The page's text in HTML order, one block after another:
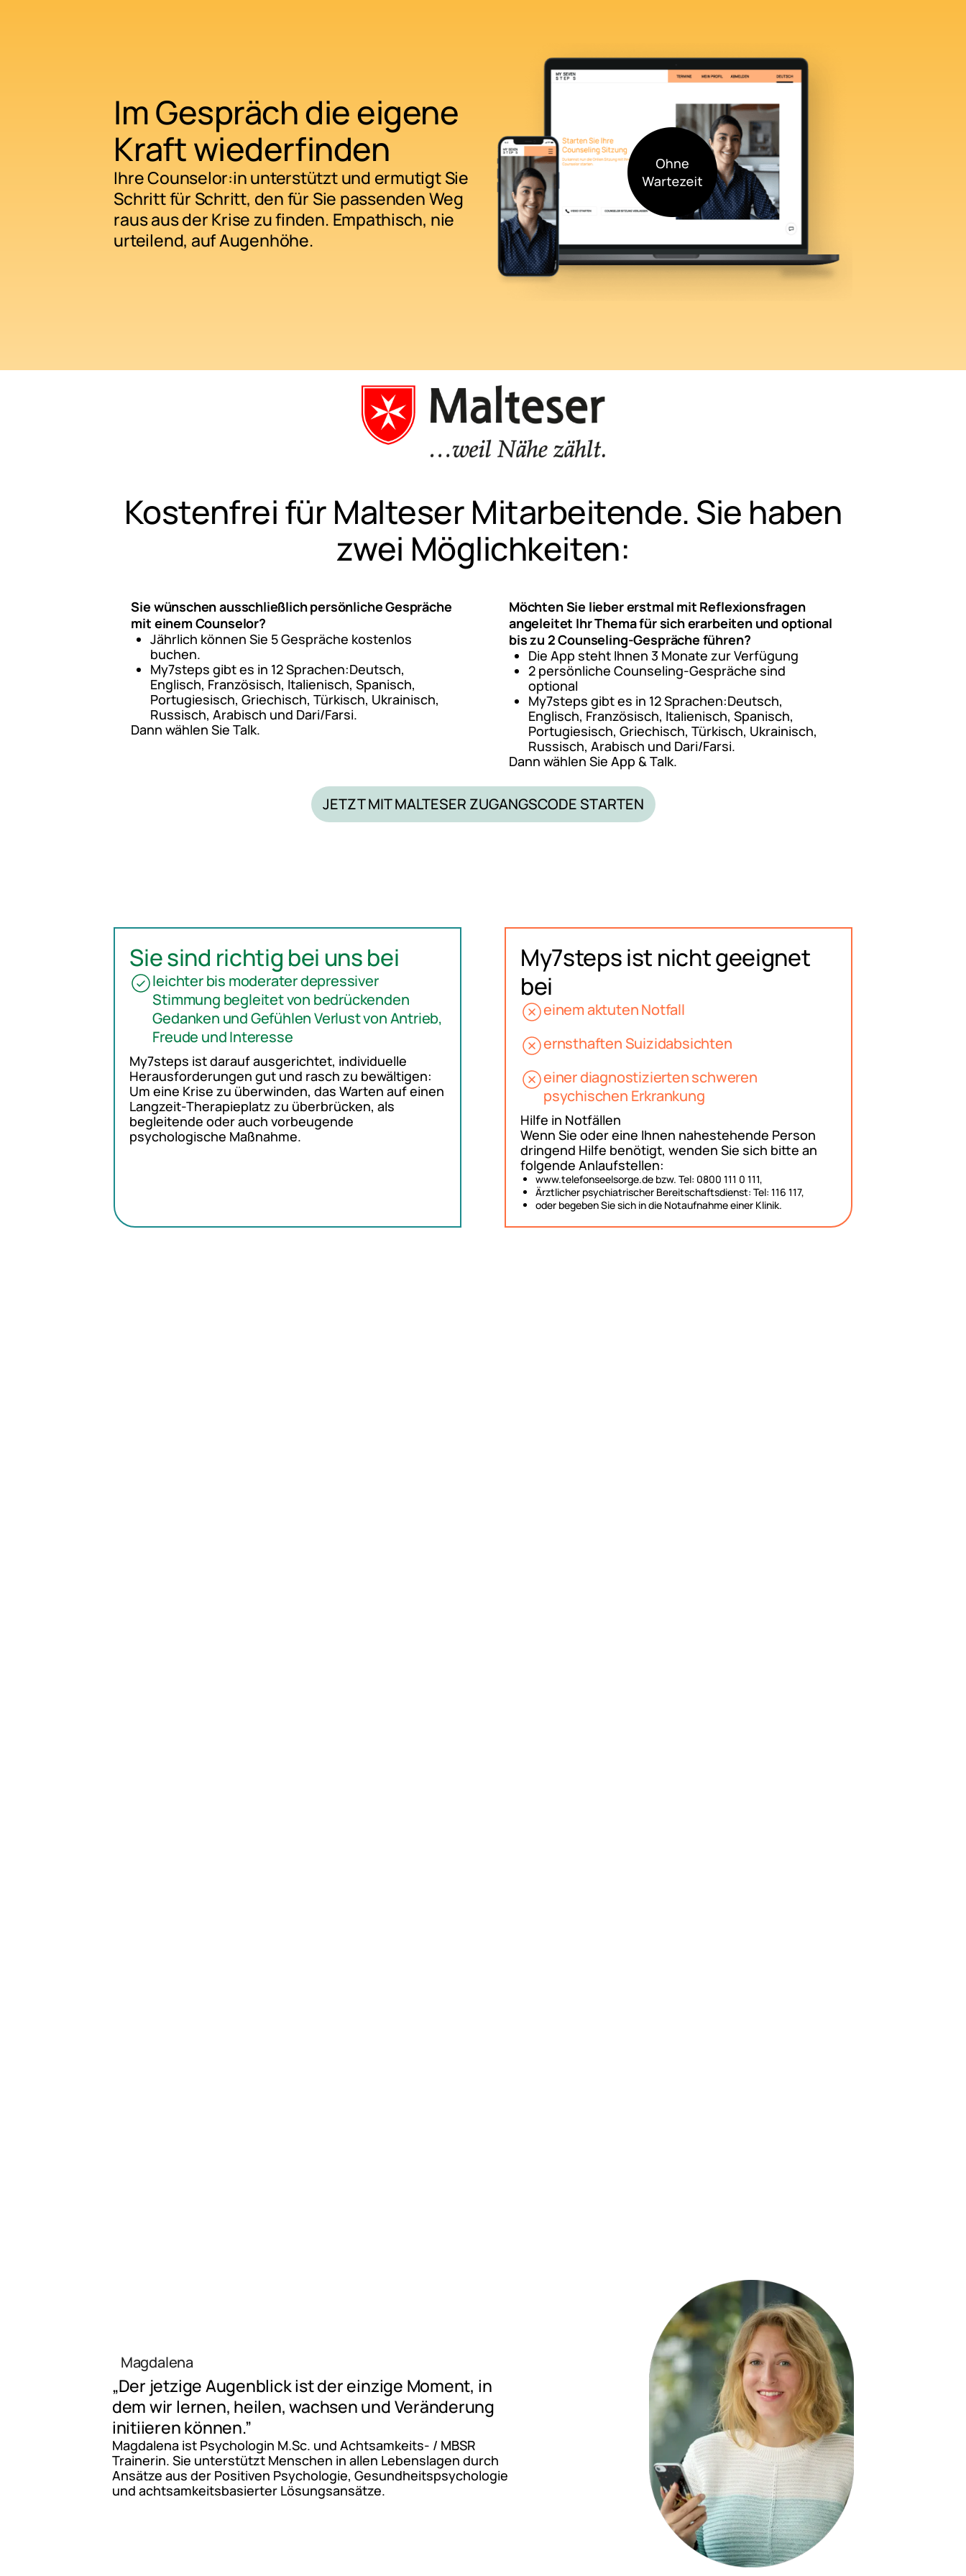
Im Gespräch die eigene
Kraft wiederfinden
Ihre Counselor:in unterstützt und ermutigt Sie
Schritt für Schritt, den für Sie passenden Weg
raus aus der Krise zu finden. Empathisch, nie
urteilend, auf Augenhöhe.
Kostenfrei für Malteser Mitarbeitende. Sie haben
zwei Möglichkeiten:
Sie wünschen ausschließlich persönliche Gespräche
mit einem Counselor?
Jährlich können Sie 5 Gespräche kostenlos
buchen.
My7steps gibt es in 12 Sprachen:Deutsch,
Englisch, Französisch, Italienisch, Spanisch,
Portugiesisch, Griechisch, Türkisch, Ukrainisch,
Russisch, Arabisch und Dari/Farsi.
Dann wählen Sie Talk.
Möchten Sie lieber erstmal mit Reflexionsfragen
angeleitet Ihr Thema für sich erarbeiten und optional
bis zu 2 Counseling-Gespräche führen?
Die App steht Ihnen 3 Monate zur Verfügung
2 persönliche Counseling-Gespräche sind
optional
My7steps gibt es in 12 Sprachen:Deutsch,
Englisch, Französisch, Italienisch, Spanisch,
Portugiesisch, Griechisch, Türkisch, Ukrainisch,
Russisch, Arabisch und Dari/Farsi.
Dann wählen Sie App & Talk.
JETZT MIT MALTESER ZUGANGSCODE STARTEN
Sie sind richtig bei uns bei
leichter bis moderater depressiver
Stimmung begleitet von bedrückenden
Gedanken und Gefühlen Verlust von Antrieb,
Freude und Interesse
My7steps ist darauf ausgerichtet, individuelle
Herausforderungen gut und rasch zu bewältigen:
Um eine Krise zu überwinden, das Warten auf einen
Langzeit-Therapieplatz zu überbrücken, als
begleitende oder auch vorbeugende
psychologische Maßnahme.
My7steps ist nicht geeignet
bei
einem aktuten Notfall
ernsthaften Suizidabsichten
einer diagnostizierten schweren
psychischen Erkrankung
Hilfe in Notfällen
Wenn Sie oder eine Ihnen nahestehende Person
dringend Hilfe benötigt, wenden Sie sich bitte an
folgende Anlaufstellen:
www.telefonseelsorge.de bzw. Tel: 0800 111 0 111,
Ärztlicher psychiatrischer Bereitschaftsdienst: Tel: 116 117,
oder begeben Sie sich in die Notaufnahme einer Klinik.
Magdalena
„Der jetzige Augenblick ist der einzige Moment, in
dem wir lernen, heilen, wachsen und Veränderung
initiieren können.”
Magdalena ist Psychologin M.Sc. und Achtsamkeits- / MBSR
Trainerin. Sie unterstützt Menschen in allen Lebenslagen durch
Ansätze aus der Positiven Psychologie, Gesundheitspsychologie
und achtsamkeitsbasierter Lösungsansätze.